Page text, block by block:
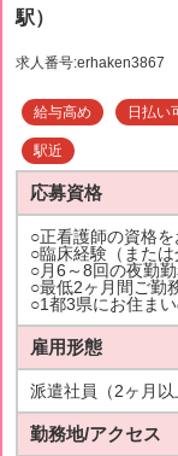
駅）
求人番号:erhaken3867
給与高め 日払い
駅近
応募資格
○正看護師の資格
○臨床経験（また
○月6～8回の夜勤
○最低2ヶ月間ご勤
○1都3県にお住ま
雇用形態
派遣社員（2ヶ月以
勤務地/アクセス